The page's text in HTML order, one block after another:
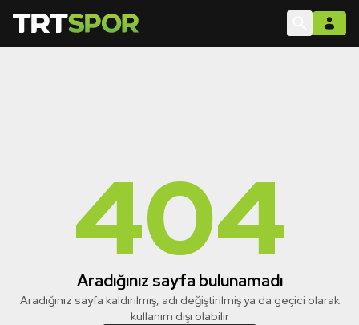
404
Aradığınız sayfa bulunamadı
Aradığınız sayfa kaldırılmış, adı değiştirilmiş ya da geçici olarak
kullanım dışı olabilir